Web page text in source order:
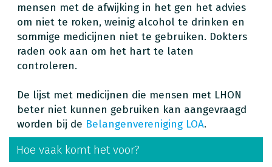
mensen met de afwijking in het gen het advies
om niet te roken, weinig alcohol te drinken en
sommige medicijnen niet te gebruiken. Dokters
raden ook aan om het hart te laten
controleren.
De lijst met medicijnen die mensen met LHON
beter niet kunnen gebruiken kan aangevraagd
worden bij de Belangenvereniging LOA.
Hoe vaak komt het voor?